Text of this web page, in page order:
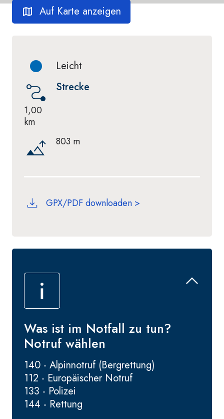
Auf Karte anzeigen
Leicht
Strecke
1,00
km
803 m
GPX/PDF downloaden >
Was ist im Notfall zu tun?
Notruf wählen
140 - Alpinnotruf (Bergrettung)
112 - Europäischer Notruf
133 - Polizei
144 - Rettung